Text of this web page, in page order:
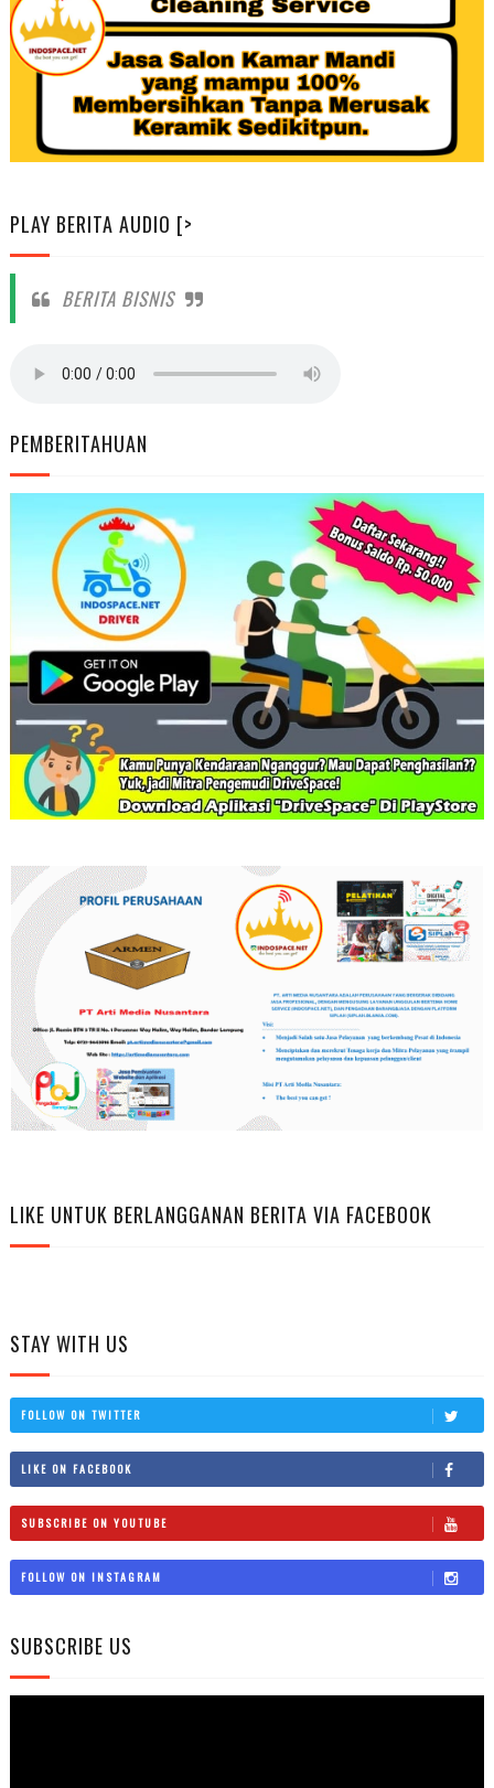
PLAY BERITA AUDIO [>
BERITA BISNIS
PEMBERITAHUAN
LIKE UNTUK BERLANGGANAN BERITA VIA FACEBOOK
STAY WITH US
FOLLOW ON TWITTER
LIKE ON FACEBOOK
SUBSCRIBE ON YOUTUBE
FOLLOW ON INSTAGRAM
SUBSCRIBE US